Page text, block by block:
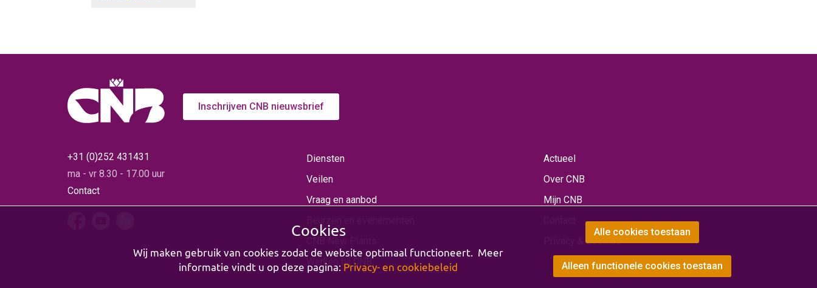
Inschrijven CNB nieuwsbrief
+31 (0)252 431431
ma - vr 8.30 - 17.00 uur
Contact
Diensten
Veilen
Vraag en aanbod
Werken bij CNB
Actueel
Over CNB
Mijn CNB
Privacy & Cookies
Cookies
Wij maken gebruik van cookies zodat de website optimaal functioneert. Meer
informatie vindt u op deze pagina: Privacy- en cookiebeleid
Alle cookies toestaan
Alleen functionele cookies toestaan